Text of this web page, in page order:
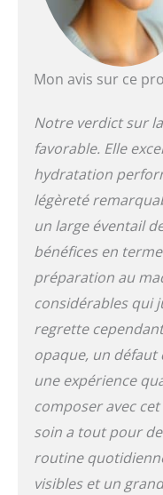
Mon avis sur ce
Notre verdict sur
favorable. Elle
hydratation
légèreté
un large éventail
bénéfices en
préparation au
considérables qui
regrette
opaque, un
une expérience
composer avec
soin a tout pour
routine
visibles et un